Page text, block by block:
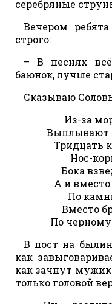
серебряные
Вечером
строго:
– В песнях
баюнок, лучше
Сказываю
Из-за
Выплывают
Тридцать
Нос-
Бока
А и вместо
По
Вместо
По
В пост на
как
как зачнут
только головой